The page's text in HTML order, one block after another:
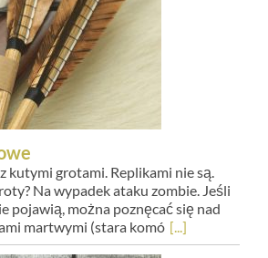
kutymi grotami. Replikami nie są.
Na wypadek ataku zombie. Jeśli
pojawią, można poznęcać się nad
martwymi (stara komó [...]